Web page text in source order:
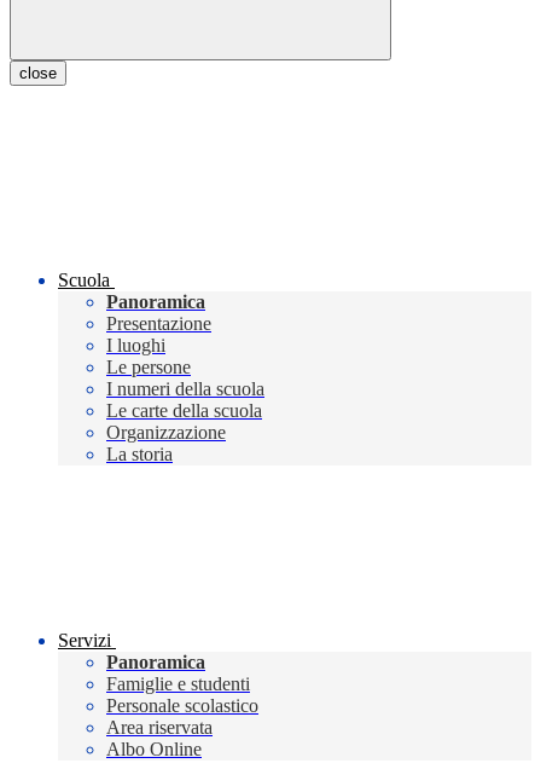
close
Scuola
Panoramica
Presentazione
I luoghi
Le persone
I numeri della scuola
Le carte della scuola
Organizzazione
La storia
Servizi
Panoramica
Famiglie e studenti
Personale scolastico
Area riservata
Albo Online